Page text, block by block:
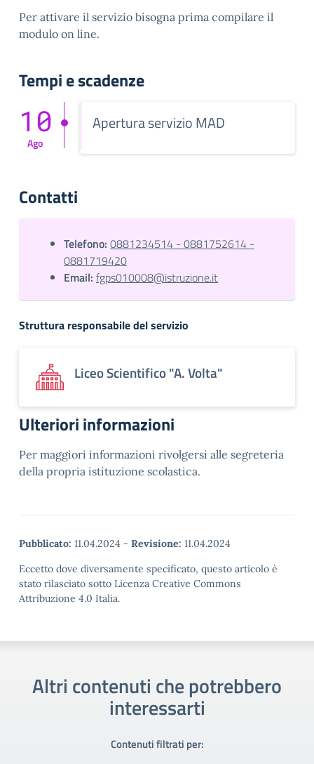
Per attivare il servizio bisogna prima compilare il
modulo on line.
Tempi e scadenze
10
Ago
Apertura servizio MAD
Contatti
Telefono: 0881234514 - 0881752614 -
0881719420
Email: fgps010008@istruzione.it
Struttura responsabile del servizio
Liceo Scientifico "A. Volta"
Ulteriori informazioni
Per maggiori informazioni rivolgersi alle segreteria
della propria istituzione scolastica.
Pubblicato: 11.04.2024 - Revisione: 11.04.2024
Eccetto dove diversamente specificato, questo articolo è
stato rilasciato sotto Licenza Creative Commons
Attribuzione 4.0 Italia.
Altri contenuti che potrebbero
interessarti
Contenuti filtrati per: